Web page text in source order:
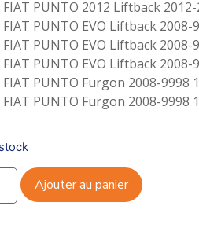
FIAT PUNTO 2012 Liftback
FIAT PUNTO EVO Liftback 2008-
FIAT PUNTO EVO Liftback 2008-
FIAT PUNTO EVO Liftback 2008-
FIAT PUNTO Furgon 2008-9998
FIAT PUNTO Furgon 2008-9998
Ajouter au panier